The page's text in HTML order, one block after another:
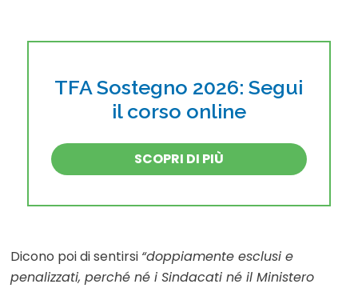
TFA Sostegno 2026: Segui
il corso online
SCOPRI DI PIÙ
Dicono poi di sentirsi “doppiamente esclusi e
penalizzati, perché né i Sindacati né il Ministero